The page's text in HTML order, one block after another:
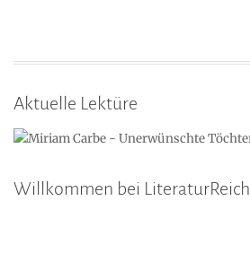
Aktuelle Lektüre
Willkommen bei LiteraturReich